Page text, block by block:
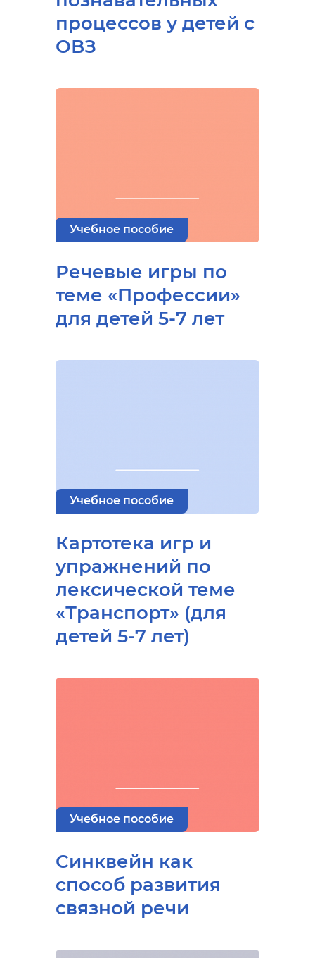
процессов у детей с
ОВЗ
Учебное пособие
Речевые игры по
теме «Профессии»
для детей 5-7 лет
Учебное пособие
Картотека игр и
упражнений по
лексической теме
«Транспорт» (для
детей 5-7 лет)
Учебное пособие
Синквейн как
способ развития
связной речи